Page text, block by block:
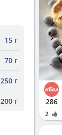
15 г
70 г
250 г
200 г 286
2